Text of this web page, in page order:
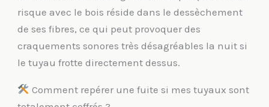
risque avec le bois réside dans le dessèchement
de ses fibres, ce qui peut provoquer des
craquements sonores très désagréables la nuit si
le tuyau frotte directement dessus.
Comment repérer une fuite si mes tuyaux sont